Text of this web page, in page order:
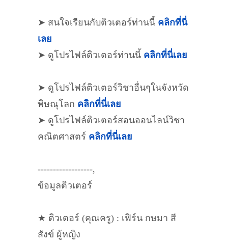
➤ สนใจเรียนกับติวเตอร์ท่านนี้ คลิกที่นี่
เลย
➤ ดูโปรไฟล์ติวเตอร์ท่านนี้ คลิกที่นี่เลย
➤ ดูโปรไฟล์ติวเตอร์วิชาอื่นๆในจังหวัด
พิษณุโลก คลิกที่นี่เลย
➤ ดูโปรไฟล์ติวเตอร์สอนออนไลน์วิชา
คณิตศาสตร์ คลิกที่นี่เลย
------------------,
ข้อมูลติวเตอร์
★ ติวเตอร์ (คุณครู) : เฟิร์น กษมา สี
สังข์ ผู้หญิง